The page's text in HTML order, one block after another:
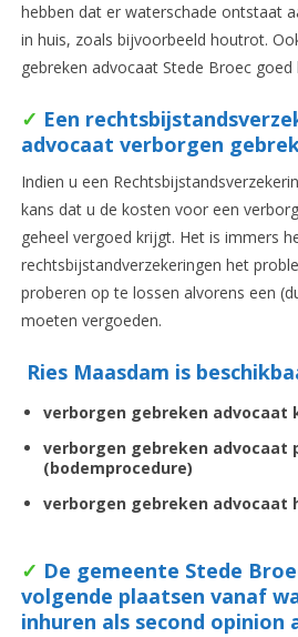
hebben dat er waterschade ontstaat
in huis, zoals bijvoorbeeld houtrot.
gebreken advocaat Stede Broec goed
✓ Een
advocaat verborgen
Indien u een
kans dat u de kosten voor een
geheel vergoed krijgt. Het is immers
rechtsbijstandverzekeringen het
proberen op te lossen alvorens een
moeten vergoeden.
Ries Maasdam is
verborgen gebreken advocaat
verborgen gebreken advocaat
(bodemprocedure)
verborgen gebreken advocaat
✓ De gemeente Stede
volgende plaatsen vanaf
inhuren als second opinion